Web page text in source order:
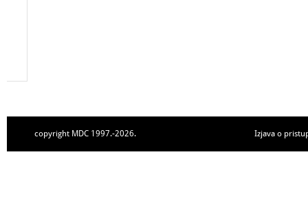
copyright MDC 1997.-2026. Izjava o